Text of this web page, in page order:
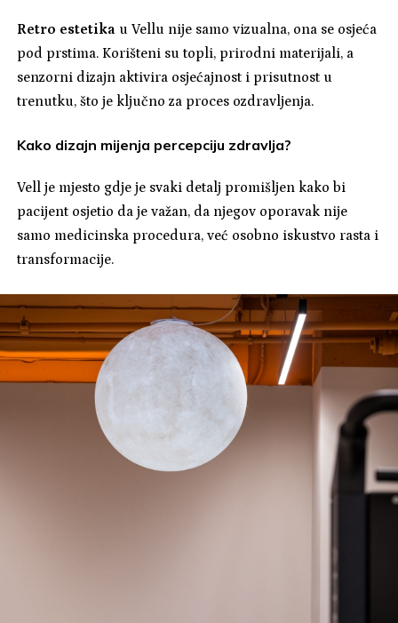
Retro estetika u Vellu nije samo vizualna, ona se osjeća
pod prstima. Korišteni su topli, prirodni materijali, a
senzorni dizajn aktivira osjećajnost i prisutnost u
trenutku, što je ključno za proces ozdravljenja.
Kako dizajn mijenja percepciju zdravlja?
Vell je mjesto gdje je svaki detalj promišljen kako bi
pacijent osjetio da je važan, da njegov oporavak nije
samo medicinska procedura, već osobno iskustvo rasta i
transformacije.